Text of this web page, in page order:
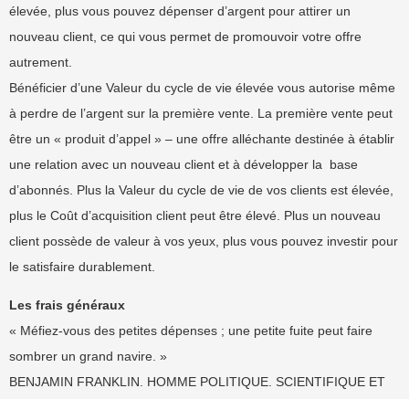
élevée, plus vous pouvez dépenser d’argent pour attirer un
nouveau client, ce qui vous permet de promouvoir votre offre
autrement.
Bénéficier d’une Valeur du cycle de vie élevée vous autorise même
à perdre de l’argent sur la première vente. La première vente peut
être un « produit d’appel » – une offre alléchante destinée à établir
une relation avec un nouveau client et à développer la base
d’abonnés. Plus la Valeur du cycle de vie de vos clients est élevée,
plus le Coût d’acquisition client peut être élevé. Plus un nouveau
client possède de valeur à vos yeux, plus vous pouvez investir pour
le satisfaire durablement.
Les frais généraux
« Méfiez-vous des petites dépenses ; une petite fuite peut faire
sombrer un grand navire. »
BENJAMIN FRANKLIN. HOMME POLITIQUE. SCIENTIFIQUE ET